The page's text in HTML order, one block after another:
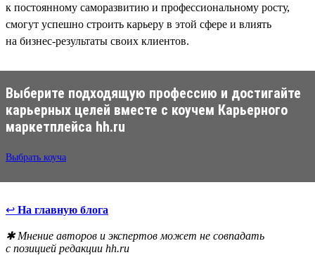
к постоянному саморазвитию и профессиональному росту,
смогут успешно строить карьеру в этой сфере и влиять
на бизнес-результаты своих клиентов.
Выберите подходящую профессию и достигайте
карьерных целей вместе с коучем Карьерного
маркетплейса hh.ru
Выбрать коуча
↩ На главную блога
✱ Мнение авторов и экспертов может не совпадать
с позицией редакции hh.ru